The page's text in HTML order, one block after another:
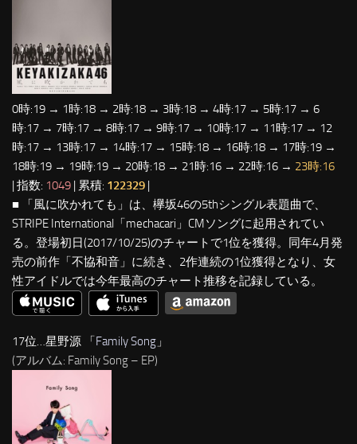
0時:19 → 1時:18 → 2時:18 → 3時:18 → 4時:17 → 5時:17 → 6
時:17 → 7時:17 → 8時:17 → 9時:17 → 10時:17 → 11時:17 → 12
時:17 → 13時:17 → 14時:17 → 15時:18 → 16時:18 → 17時:19 →
18時:19 → 19時:19 → 20時:18 → 21時:16 → 22時:16 → 23時:16
| 指数: 1049 | 累積: 122329 |
■ 「風に吹かれても」は、欅坂46の5thシングル表題曲で、
STRIPE International「mechacari」CMソングに起用されてい
る。登場初日(2017/10/25)のチャートで1位を獲得。同年4月発
売の前作「不協和音」に続き、2作連続の1位獲得となり、女
性アイドルでは今年最高のチャート推移を記録している。
17位…星野源 「 Family Song 」
(アルバム: Family Song – EP)